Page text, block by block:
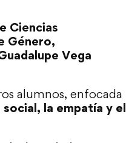
Ciencias
Género,
Vega
alumnos, enfocada
la empatía y el